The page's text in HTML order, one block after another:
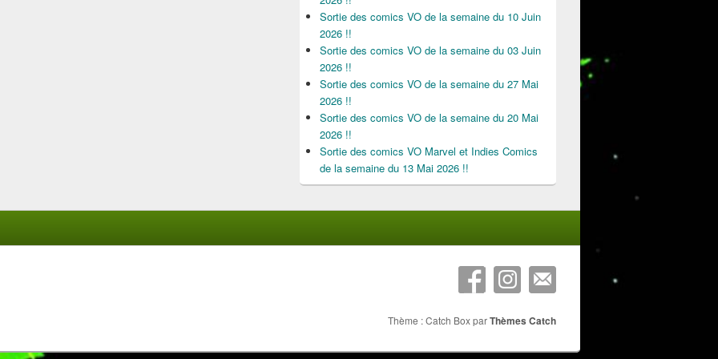
Sortie des comics VO de la semaine du 10 Juin
2026 !!
Sortie des comics VO de la semaine du 03 Juin
2026 !!
Sortie des comics VO de la semaine du 27 Mai
2026 !!
Sortie des comics VO de la semaine du 20 Mai
2026 !!
Sortie des comics VO Marvel et Indies Comics
de la semaine du 13 Mai 2026 !!
Thème : Catch Box parThèmes Catch